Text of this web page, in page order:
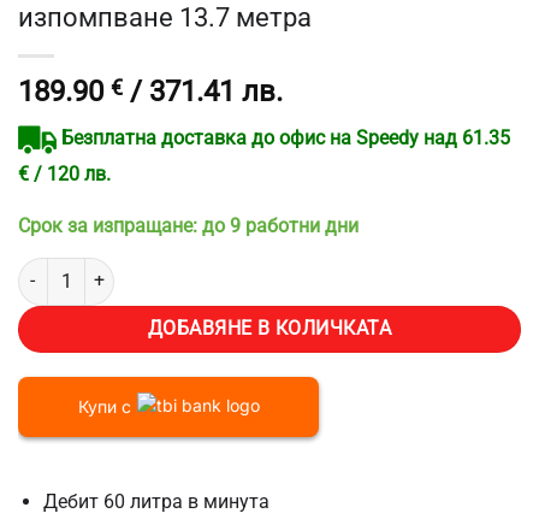
изпомпване 13.7 метра
189.90 € / 371.41 лв.
Безплатна доставка до офис на Speedy над 61.35
€ / 120 лв.
Срок за изпращане: до 9 работни дни
количество за Помпа за източване на гориво от резервоар
ДОБАВЯНЕ В КОЛИЧКАТА
Купи с
Дебит 60 литра в минута